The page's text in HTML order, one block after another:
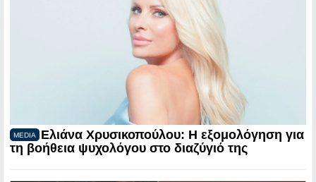
MEDIA
Ελιάνα Χρυσικοπούλου: Η εξομολόγηση για
τη βοήθεια ψυχολόγου στο διαζύγιό της